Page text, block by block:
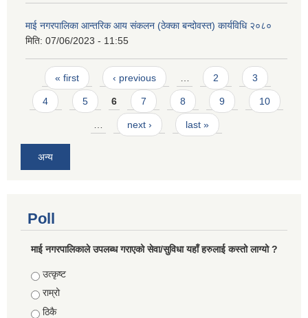
माई नगरपालिका आन्तरिक आय संकलन (ठेक्का बन्दोवस्त) कार्यविधि २०८०
मिति: 07/06/2023 - 11:55
Pages
« first ‹ previous … 2 3
4 5 6 7 8 9 10
… next › last »
अन्य
Poll
माई नगरपालिकाले उपलब्ध गराएको सेवा/सुविधा यहाँ हरुलाई कस्तो लाग्यो ?
Choices
उत्कृष्ट
राम्रो
ठिकै